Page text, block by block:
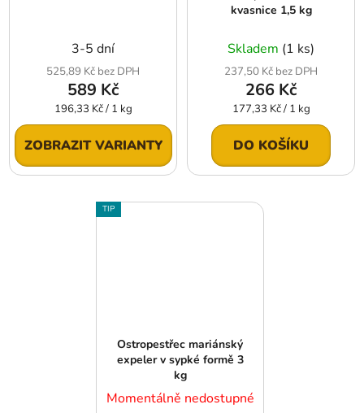
3-5 dní
525,89 Kč bez DPH
589 Kč
Měrná
cena:
196,33 Kč / 1 kg
ZOBRAZIT VARIANTY
kvasnice 1,5 kg
Skladem (1 ks)
237,50 Kč bez DPH
266 Kč
Měrná
cena:
177,33 Kč / 1 kg
DO KOŠÍKU
TIP
Ostropestřec mariánský
expeler v sypké formě 3
kg
Momentálně nedostupné